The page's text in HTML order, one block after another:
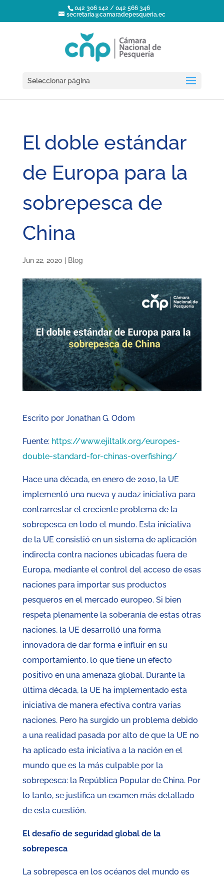
042 306 142 / 042 566 346
secretaria@camaradepesqueria.ec
Seleccionar página
El doble estándar
de Europa para la
sobrepesca de
China
Jun 22, 2020 Blog
Escrito por Jonathan G. Odom
Fuente: https://www.ejiltalk.org/europes-
double-standard-for-chinas-overfishing/
Hace una década, en enero de 2010, la UE
implementó una nueva y audaz iniciativa para
contrarrestar el creciente problema de la
sobrepesca en todo el mundo. Esta iniciativa
de la UE consistió en un sistema de aplicación
indirecta contra naciones ubicadas fuera de
Europa, mediante el control del acceso de esas
naciones para importar sus productos
pesqueros en el mercado europeo. Si bien
respeta plenamente la soberanía de estas otras
naciones, la UE desarrolló una forma
innovadora de dar forma e influir en su
comportamiento, lo que tiene un efecto
positivo en una amenaza global. Durante la
última década, la UE ha implementado esta
iniciativa de manera efectiva contra varias
naciones. Pero ha surgido un problema debido
a una realidad pasada por alto de que la UE no
ha aplicado esta iniciativa a la nación en el
mundo que es la más culpable por la
sobrepesca: la República Popular de China. Por
lo tanto, se justifica un examen más detallado
de esta cuestión.
El desafío de seguridad global de la
sobrepesca
La sobrepesca en los océanos del mundo es